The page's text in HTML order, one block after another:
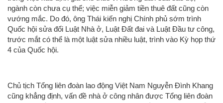
ngành còn chưa cụ thể; việc miễn giảm tiền thuê đất cũng còn
vướng mắc. Do đó, ông Thái kiến nghị Chính phủ sớm trình
Quốc hội sửa đổi Luật Nhà ở, Luật Đất đai và Luật Đầu tư công,
trước mắt có thể là một luật sửa nhiều luật, trình vào Kỳ họp thứ
4 của Quốc hội.
Chủ tịch Tổng liên đoàn lao động Việt Nam Nguyễn Đình Khang
cũng khẳng định, vấn đề nhà ở công nhân được Tổng liên đoàn